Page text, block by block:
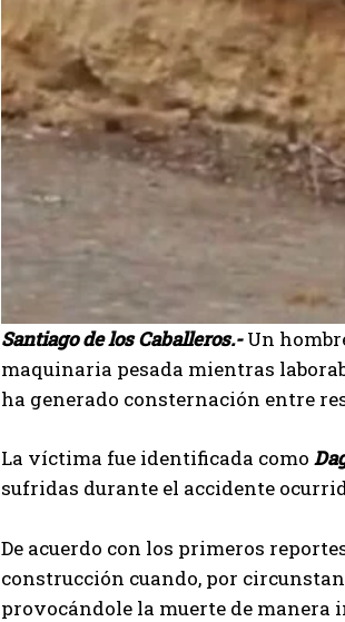
Santiago de los Caballeros.-Un
maquinaria pesada mientras
ha generado consternación entre
La víctima fue identificada como
sufridas durante el accidente
De acuerdo con los primeros
construcción cuando, por
provocándole la muerte de manera